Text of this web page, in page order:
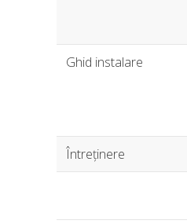
Ghid instalare
Întreținere